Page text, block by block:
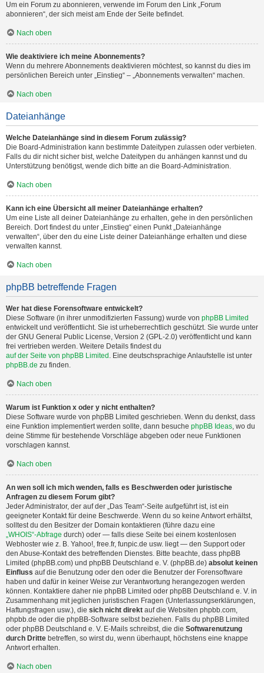
Um ein Forum zu abonnieren, verwende im Forum den Link „Forum
abonnieren“, der sich meist am Ende der Seite befindet.
Nach oben
Wie deaktiviere ich meine Abonnements?
Wenn du mehrere Abonnements deaktivieren möchtest, so kannst du dies im
persönlichen Bereich unter „Einstieg“ – „Abonnements verwalten“ machen.
Nach oben
Dateianhänge
Welche Dateianhänge sind in diesem Forum zulässig?
Die Board-Administration kann bestimmte Dateitypen zulassen oder verbieten.
Falls du dir nicht sicher bist, welche Dateitypen du anhängen kannst und du
Unterstützung benötigst, wende dich bitte an die Board-Administration.
Nach oben
Kann ich eine Übersicht all meiner Dateianhänge erhalten?
Um eine Liste all deiner Dateianhänge zu erhalten, gehe in den persönlichen
Bereich. Dort findest du unter „Einstieg“ einen Punkt „Dateianhänge
verwalten“, über den du eine Liste deiner Dateianhänge erhalten und diese
verwalten kannst.
Nach oben
phpBB betreffende Fragen
Wer hat diese Forensoftware entwickelt?
Diese Software (in ihrer unmodifizierten Fassung) wurde von phpBB Limited
entwickelt und veröffentlicht. Sie ist urheberrechtlich geschützt. Sie wurde unter
der GNU General Public License, Version 2 (GPL-2.0) veröffentlicht und kann
frei vertrieben werden. Weitere Details findest du
auf der Seite von phpBB Limited . Eine deutschsprachige Anlaufstelle ist unter
phpBB.de zu finden.
Nach oben
Warum ist Funktion x oder y nicht enthalten?
Diese Software wurde von phpBB Limited geschrieben. Wenn du denkst, dass
eine Funktion implementiert werden sollte, dann besuche phpBB Ideas, wo du
deine Stimme für bestehende Vorschläge abgeben oder neue Funktionen
vorschlagen kannst.
Nach oben
An wen soll ich mich wenden, falls es Beschwerden oder juristische
Anfragen zu diesem Forum gibt?
Jeder Administrator, der auf der „Das Team“-Seite aufgeführt ist, ist ein
geeigneter Kontakt für deine Beschwerde. Wenn du so keine Antwort erhältst,
solltest du den Besitzer der Domain kontaktieren (führe dazu eine
„WHOIS“-Abfrage durch) oder — falls diese Seite bei einem kostenlosen
Webhoster wie z. B. Yahoo!, free.fr, funpic.de usw. liegt — den Support oder
den Abuse-Kontakt des betreffenden Dienstes. Bitte beachte, dass phpBB
Limited (phpBB.com) und phpBB Deutschland e. V. (phpBB.de) absolut keinen
Einfluss auf die Benutzung oder den oder die Benutzer der Forensoftware
haben und dafür in keiner Weise zur Verantwortung herangezogen werden
können. Kontaktiere daher nie phpBB Limited oder phpBB Deutschland e. V. in
Zusammenhang mit jeglichen juristischen Fragen (Unterlassungserklärungen,
Haftungsfragen usw.), die sich nicht direkt auf die Websiten phpbb.com,
phpbb.de oder die phpBB-Software selbst beziehen. Falls du phpBB Limited
oder phpBB Deutschland e. V. E-Mails schreibst, die die Softwarenutzung
durch Dritte betreffen, so wirst du, wenn überhaupt, höchstens eine knappe
Antwort erhalten.
Nach oben